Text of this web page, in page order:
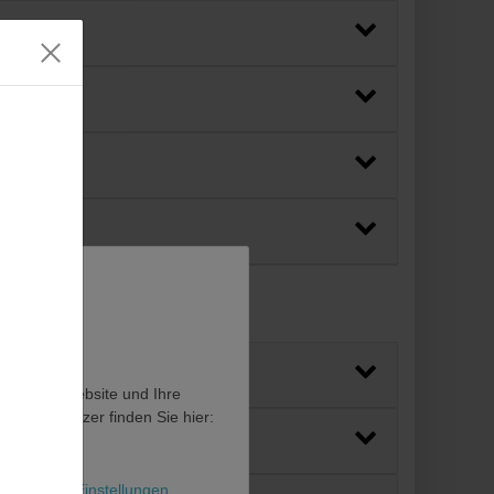
diese Website und Ihre
als Nutzer finden Sie hier:
Weitere Einstellungen